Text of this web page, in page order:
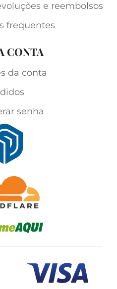
e reembolsos
frequentes
CONTA
da conta
senha